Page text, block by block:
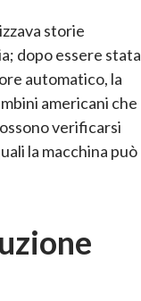
storie
dopo essere stata
automatico, la
americani che
verificarsi
la macchina può